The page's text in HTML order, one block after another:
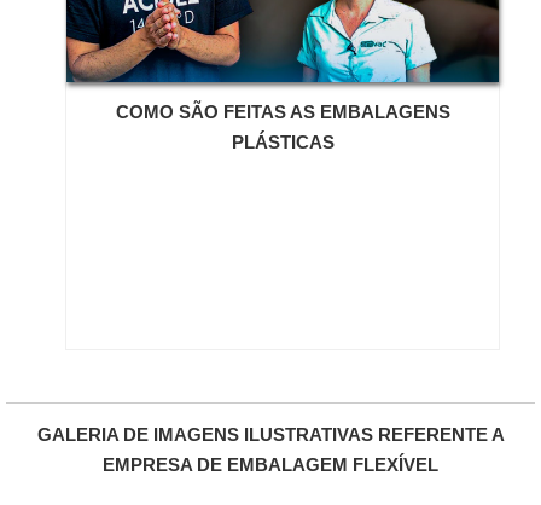
COMO SÃO FEITAS AS EMBALAGENS
PLÁSTICAS
GALERIA DE IMAGENS ILUSTRATIVAS REFERENTE A
EMPRESA DE EMBALAGEM FLEXÍVEL